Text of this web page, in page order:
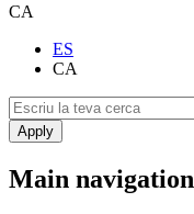
CA
ES
CA
Main navigation